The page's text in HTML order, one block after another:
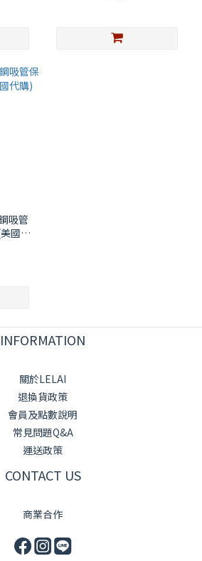
吸管
國代
INFORMATION
關於LELAI
退換貨政策
會員及點數說明
常見問題Q&A
運送政策
CONTACT US
商業合作